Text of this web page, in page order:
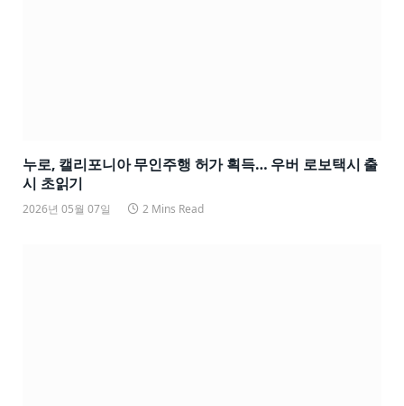
누로, 캘리포니아 무인주행 허가 획득… 우버 로보택시 출
시 초읽기
2026년 05월 07일 2 Mins Read